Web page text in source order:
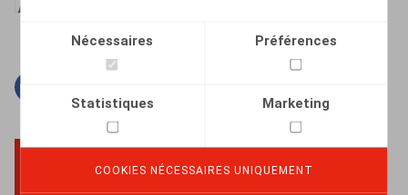
Nécessaires Préférences
Statistiques Marketing
COOKIES NÉCESSAIRES UNIQUEMENT